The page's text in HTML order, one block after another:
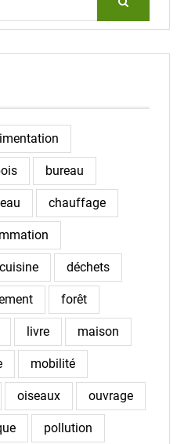
bureau
chauffage
cuisine déchets
forêt
livre maison
mobilité
oiseaux ouvrage
pollution